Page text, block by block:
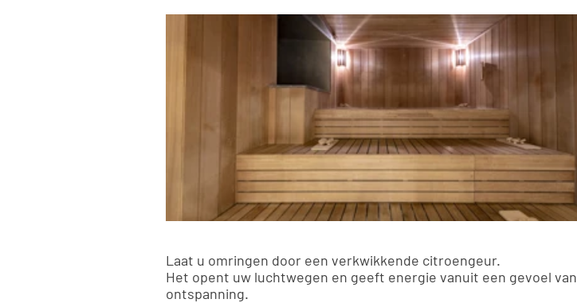
Laat u omringen door een verkwikkende citroengeur.
Het opent uw luchtwegen en geeft energie vanuit een gevoel van
ontspanning.